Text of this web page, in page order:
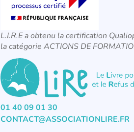
L.I.R.E a obtenu la certification
la catégorie ACTIONS DE
01 40 09 01 30
CONTACT@ASSOCIATIONLIRE.FR